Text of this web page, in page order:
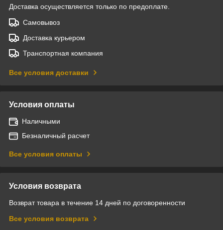
Доставка осуществляется только по предоплате.
Самовывоз
Доставка курьером
Транспортная компания
Все условия доставки
Условия оплаты
Наличными
Безналичный расчет
Все условия оплаты
Условия возврата
Возврат товара в течение 14 дней по договоренности
Все условия возврата